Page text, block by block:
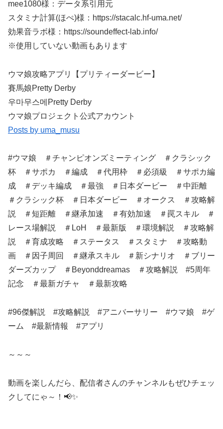
mee1080様：データ系引用元
スタミナ計算(ほぺ)様：https://stacalc.hf-uma.net/
効果音ラボ様：https://soundeffect-lab.info/​​​​
※使用していない動画もあります​​​​
ウマ娘攻略アプリ【プリティーダービー】
賽馬娘Pretty Derby
우마무스메Pretty Derby
ウマ娘プロジェクト公式アカウント
Posts by uma_musu
#ウマ娘 ＃チャンピオンズミーティング ＃クラシック
杯 ＃サポカ ＃編成 ＃代用枠 ＃必須級 ＃サポカ編
成 ＃デッキ編成 ＃最強 ＃日本ダービー ＃中距離
＃クラシック杯 ＃日本ダービー ＃オークス ＃攻略解
説 ＃短距離 ＃継承加速 ＃有効加速 ＃罠スキル ＃
レース場解説 ＃LoH ＃最新版 ＃環境解説 ＃攻略解
説 ＃育成攻略 ＃ステータス ＃スタミナ ＃攻略動
画 ＃因子周回 ＃継承スキル ＃新シナリオ ＃ブリー
ダーズカップ ＃Beyonddreamas ＃攻略解説 #5周年
記念 ＃最新ガチャ ＃最新攻略
#96傑解説 #攻略解説 #アニバーサリー #ウマ娘 #ゲ
ーム #最新情報 #アプリ
～～～
動画を楽しんだら、配信者さんのチャンネルもぜひチェッ
クしてにゃ～！📢✨